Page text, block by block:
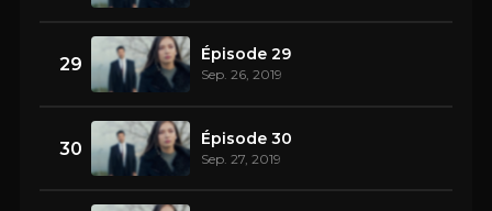
29 Épisode 29
Sep. 26, 2019
30 Épisode 30
Sep. 27, 2019